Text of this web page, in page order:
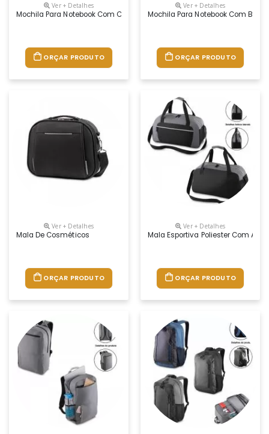
Ver + Detalhes
Mochila Para Notebook Com Cinta De Led
ORÇAR PRODUTO
Ver + Detalhes
Mochila Para Notebook Com
ORÇAR PRODUTO
Ver + Detalhes
Mala De Cosméticos
ORÇAR PRODUTO
Ver + Detalhes
Mala Esportiva Poliester Com Alça
ORÇAR PRODUTO